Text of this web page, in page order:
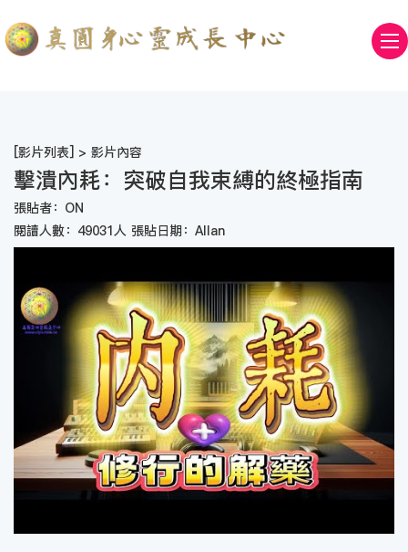
[影片列表] > 影片內容
擊潰內耗：突破自我束縛的終極指南
張貼者：ON
閱讀人數：49031人 張貼日期：Allan